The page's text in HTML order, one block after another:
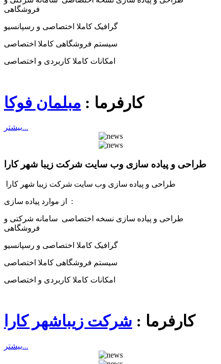
فروشگاهی
سیستم فروشگاهی کاملا اختصاصی
امکانات کاملا کاربردی و اختصاصی
کارفرما : مبلمان فوکا
بيشتر...
طراحی و پیاده سازی وب سایت شرکت زیبا شهر کارا
طراحی و پیاده سازی وب سایت شرکت زیبا شهر کارا
از موارد پیاده سازی :
طراحی و پیاده سازی نسخه اختصاصی سامانه شرکتی و
فروشگاهی
سیستم فروشگاهی کاملا اختصاصی
امکانات کاملا کاربردی و اختصاصی
کارفرما : شرکت زیباشهر کارا
بيشتر...